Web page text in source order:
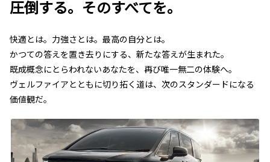
圧倒する。そのすべてを。
快適とは。力強さとは。最高の自分とは。
かつての答えを置き去りにする、新たな答えが生まれた。
既成概念にとらわれないあなたを、再び唯一無二の体験へ。
ヴェルファイアとともに切り拓く道は、次のスタンダードになる
価値観だ。